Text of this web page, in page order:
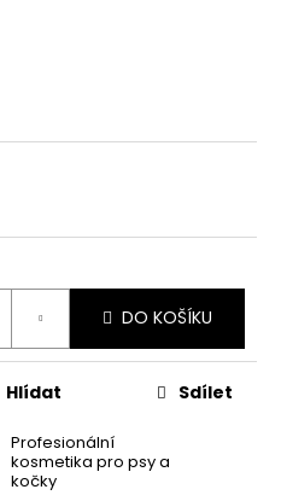
DO KOŠÍKU
Profesionální
kosmetika pro psy a
kočky
Hlídat Sdílet